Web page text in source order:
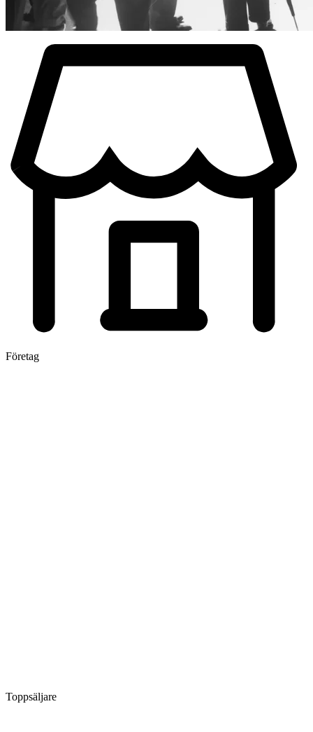
Företag
Toppsäljare